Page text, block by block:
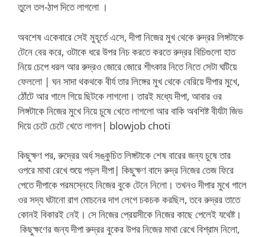
তুলে তল-ঠাপ দিতে লাগলো ।
অবশেষ একেবারে সেই মুহূর্তে এসে, দীপা নিজের মুখ থেকে রুদ্রর লিঙ্গটাকে
টেনে বের করে, ওটাকে ধরে উপর নিচ করতে করতে রুদ্রর বিচিগুলো হাত
নিয়ে চেপে ধরল আর রুদ্রও জোরে জোরে শীৎকার নিতে নিতে সেটা ঘটিয়ে
ফেললো | ঘন সাদা থকথকে বীর্য তার লিঙ্গের মুখ থেকে বেরিয়ে দীপার মুখে,
ঠোঁটে আর গালে গিয়ে ছিটকে লাগলো। তারই মধ্যে দীপা, আবার ওর
লিঙ্গটাকে নিজের মুখে নিয়ে চুষে খেতে লাগলো আর বাকি অবশিষ্ট বীর্যটা জিভ
দিয়ে চেটে চেটে খেতে লাগল| blowjob choti
কিছুক্ষণ পর, রুদ্রের অর্ধ সঙ্কুচিত লিঙ্গটাকে শেষ বারের জন্য চুষে তার
ওপরে মাথা রেখে শুয়ে পড়ল দীপা| কিছুক্ষণ বাদে রুদ্র নিজের তেজ ফিরে
পেতে দীপাকে পরমস্নেহে নিজের বুকে টেনে নিলো। তখনও দীপার মুখে গালে
ওর সদ্য ঘটানো রাগ মোচনের দাগ লেগে চকচক করছিল, তবে রুদ্রর তাতে
কোনই বিকারই নেই। সে নিজের প্রেয়সীকে নিজের কাছে পেলেই যথেষ্ট।
কিছুক্ষণের জন্য দীপা রুদ্রর বুকের উপর নিজের মাথা রেখে বিশ্রাম নিলো,